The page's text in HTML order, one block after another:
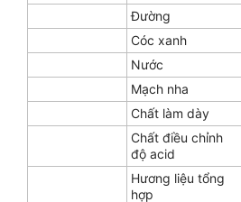
Đường
Cóc xanh
Nước
Mạch nha
Chất làm dày
Chất điều chỉnh
độ acid
Hương liệu tổng
hợp